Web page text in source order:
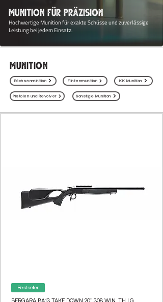
Munition für Präzision
Hochwertige Munition für exakte Schüsse und zuverlässige
Leistung bei jedem Einsatz.
Munition
Büchsenminition Flintenmunition KK Munition
Pistolen und Revolver Sonstige Munition
Bestseller
BERGARA BA13 TAKE DOWN 20" 308 WIN. TH LG